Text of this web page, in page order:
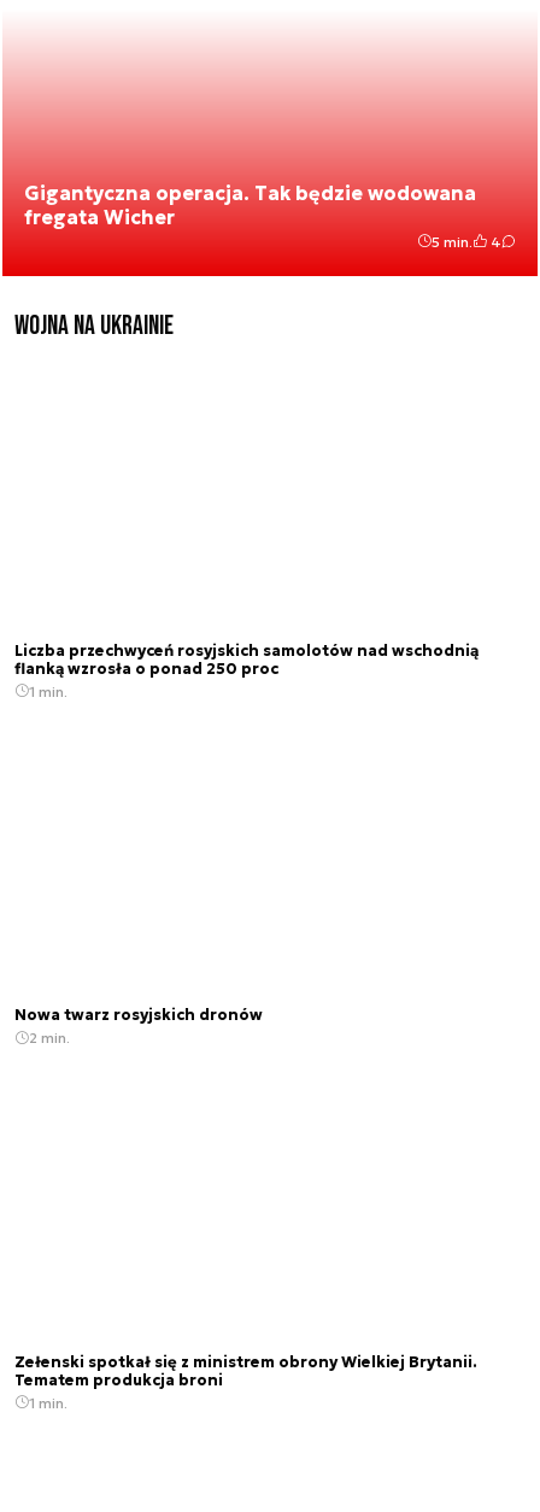
Gigantyczna operacja. Tak będzie wodowana
fregata Wicher
5 min. 4
Wojna na Ukrainie
Liczba przechwyceń rosyjskich samolotów nad wschodnią
flanką wzrosła o ponad 250 proc
1 min.
Nowa twarz rosyjskich dronów
2 min.
Zełenski spotkał się z ministrem obrony Wielkiej Brytanii.
Tematem produkcja broni
1 min.